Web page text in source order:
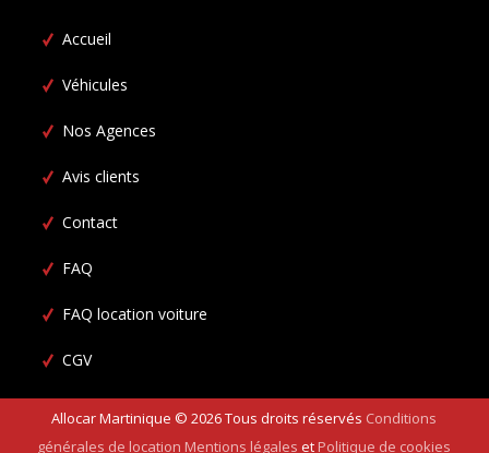
Accueil
Véhicules
Nos Agences
Avis clients
Contact
FAQ
FAQ location voiture
CGV
Allocar Martinique ©2026Tous droits réservés Conditions
générales de location Mentions légales et Politique de cookies